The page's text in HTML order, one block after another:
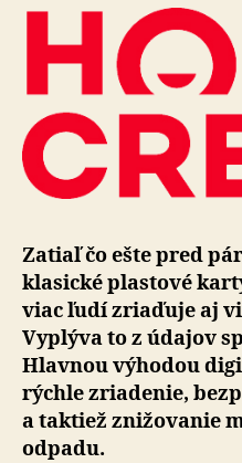
Zatiaľ čo ešte pred
klasické plastové
viac ľudí zriaďuje aj
Vyplýva to z údajov
Hlavnou výhodou
rýchle zriadenie,
a taktiež zni­žo­vanie
odpadu.